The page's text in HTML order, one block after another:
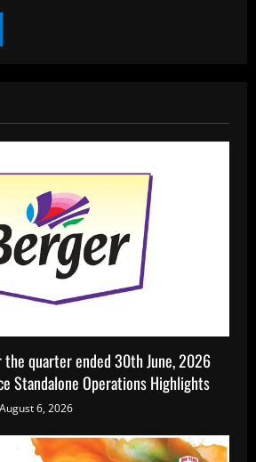
the quarter ended 30th June, 2026
Standalone Operations Highlights
August 6, 2026